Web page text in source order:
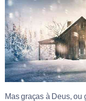
Mas graças à Deus, ou